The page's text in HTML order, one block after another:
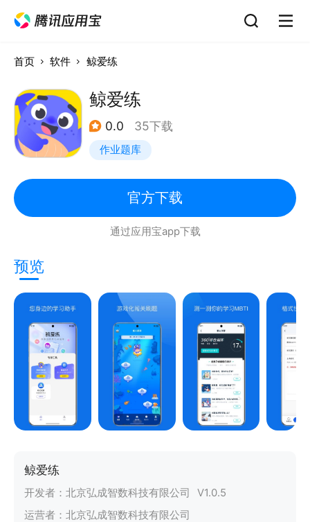
首页 软件 鲸爱练
鲸爱练
0.0 35下载
作业题库
官方下载
通过应用宝app下载
预览
鲸爱练
开发者： 北京弘成智数科技有限公司 V1.0.5
运营者： 北京弘成智数科技有限公司